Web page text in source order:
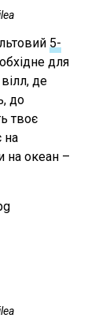
5-
для
де
до
твоє
на
на океан –